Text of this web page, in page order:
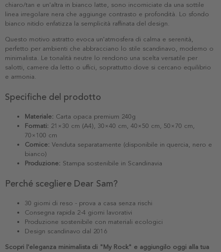
chiaro/tan e un'altra in bianco latte, sono incorniciate da una sottile
linea irregolare nera che aggiunge contrasto e profondità. Lo sfondo
bianco nitido enfatizza la semplicità raffinata del design.
Questo motivo astratto evoca un'atmosfera di calma e serenità,
perfetto per ambienti che abbracciano lo stile scandinavo, moderno o
minimalista. Le tonalità neutre lo rendono una scelta versatile per
salotti, camere da letto o uffici, soprattutto dove si cercano equilibrio
e armonia.
Specifiche del prodotto
Materiale: Carta opaca premium 240g
Formati: 21×30 cm (A4), 30×40 cm, 40×50 cm, 50×70 cm,
70×100 cm
Cornice: Venduta separatamente (disponibile in quercia, nero e
bianco)
Produzione: Stampa sostenibile in Scandinavia
Perché scegliere Dear Sam?
30 giorni di reso - prova a casa senza rischi
Consegna rapida 2-4 giorni lavorativi
Produzione sostenibile con materiali ecologici
Design scandinavo dal 2016
Scopri l'eleganza minimalista di "My Rock" e aggiungilo oggi alla tua